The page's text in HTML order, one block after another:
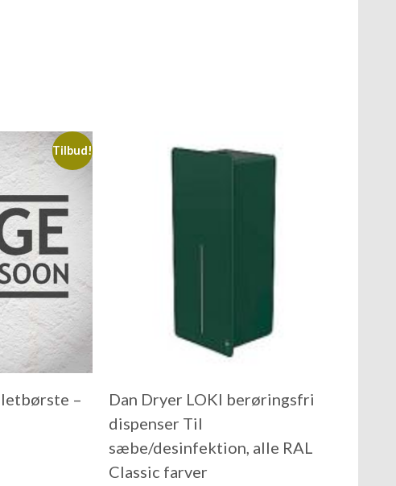
Tilbud!
–
Dan Dryer LOKI berøringsfri
dispenser Til
sæbe/desinfektion, alle RAL
Classic farver